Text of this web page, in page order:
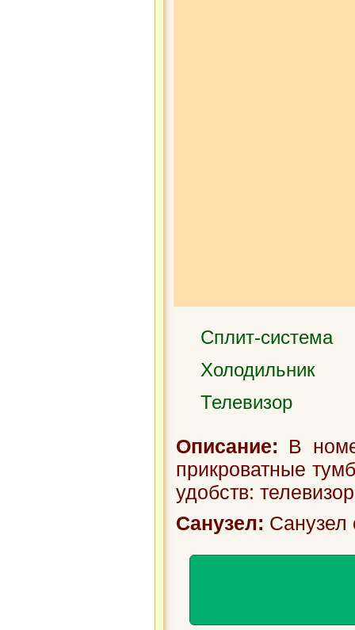
Сплит-система
Холодильник
Телевизор
Описание: В
прикроватные
удобств:
Санузел: